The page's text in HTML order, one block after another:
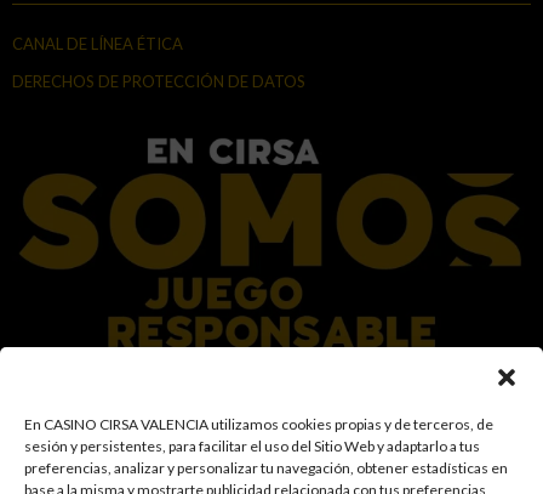
En CASINO CIRSA VALENCIA utilizamos cookies propias y de terceros, de
sesión y persistentes, para facilitar el uso del Sitio Web y adaptarlo a tus
preferencias, analizar y personalizar tu navegación, obtener estadísticas en
base a la misma y mostrarte publicidad relacionada con tus preferencias
CANAL DE LÍNEA ÉTICA
DERECHOS DE PROTECCIÓN DE DATOS
En el Grupo CIRSA promovemos una actitud responsable hacia el juego,
garantizando un entorno seguro y transparente para nuestros clientes y
facilitamos medidas e información para que el juego sea siempre diversión y
entretenimiento, sin utilizarse como vía para afrontar problemas económicos